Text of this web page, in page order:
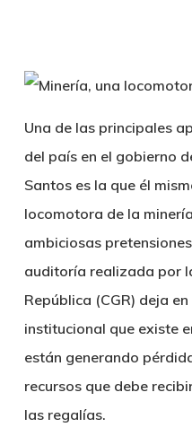
Una de las principales
del país en el gobierno
Santos es la que él
locomotora de la
ambiciosas
auditoría realizada por
República (CGR) deja
institucional que existe
están generando
recursos que debe
las regalías.